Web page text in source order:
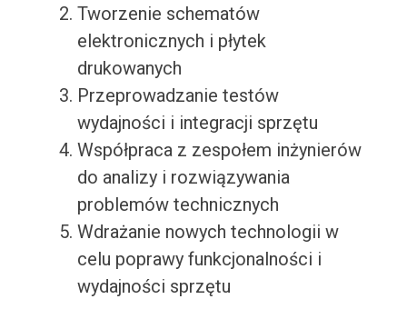
Tworzenie schematów
elektronicznych i płytek
drukowanych
Przeprowadzanie testów
wydajności i integracji sprzętu
Współpraca z zespołem inżynierów
do analizy i rozwiązywania
problemów technicznych
Wdrażanie nowych technologii w
celu poprawy funkcjonalności i
wydajności sprzętu